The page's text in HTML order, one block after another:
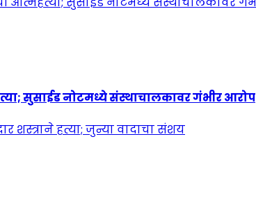
सुसाईड नोटमध्ये संस्थाचालकावर गंभीर आरोप